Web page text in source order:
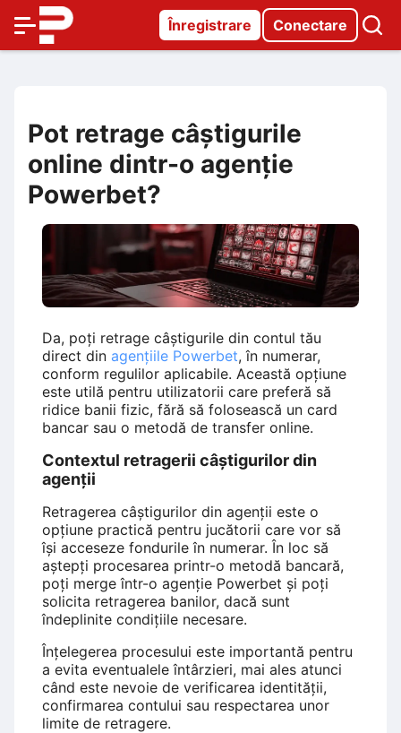
Înregistrare Conectare
Pot retrage câștigurile
online dintr-o agenție
Powerbet?
Da, poți retrage câștigurile din contul tău
direct din agențiile Powerbet, în numerar,
conform regulilor aplicabile. Această opțiune
este utilă pentru utilizatorii care preferă să
ridice banii fizic, fără să folosească un card
bancar sau o metodă de transfer online.
Contextul retragerii câștigurilor din
agenții
Retragerea câștigurilor din agenții este o
opțiune practică pentru jucătorii care vor să
își acceseze fondurile în numerar. În loc să
aștepți procesarea printr-o metodă bancară,
poți merge într-o agenție Powerbet și poți
solicita retragerea banilor, dacă sunt
îndeplinite condițiile necesare.
Înțelegerea procesului este importantă pentru
a evita eventualele întârzieri, mai ales atunci
când este nevoie de verificarea identității,
confirmarea contului sau respectarea unor
limite de retragere.